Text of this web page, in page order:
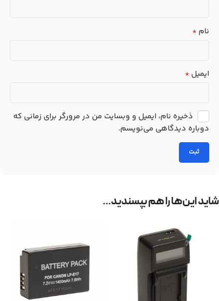
نام *
ایمیل *
ذخیره نام، ایمیل و وبسایت من در مرورگر برای زمانی که
دوباره دیدگاهی می‌نویسم.
شاید این‌ها را هم بپسندید…